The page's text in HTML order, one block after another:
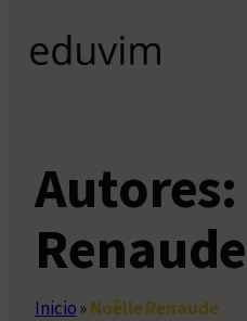
Autores:
Renaude
Inicio»Noêlle Renaude